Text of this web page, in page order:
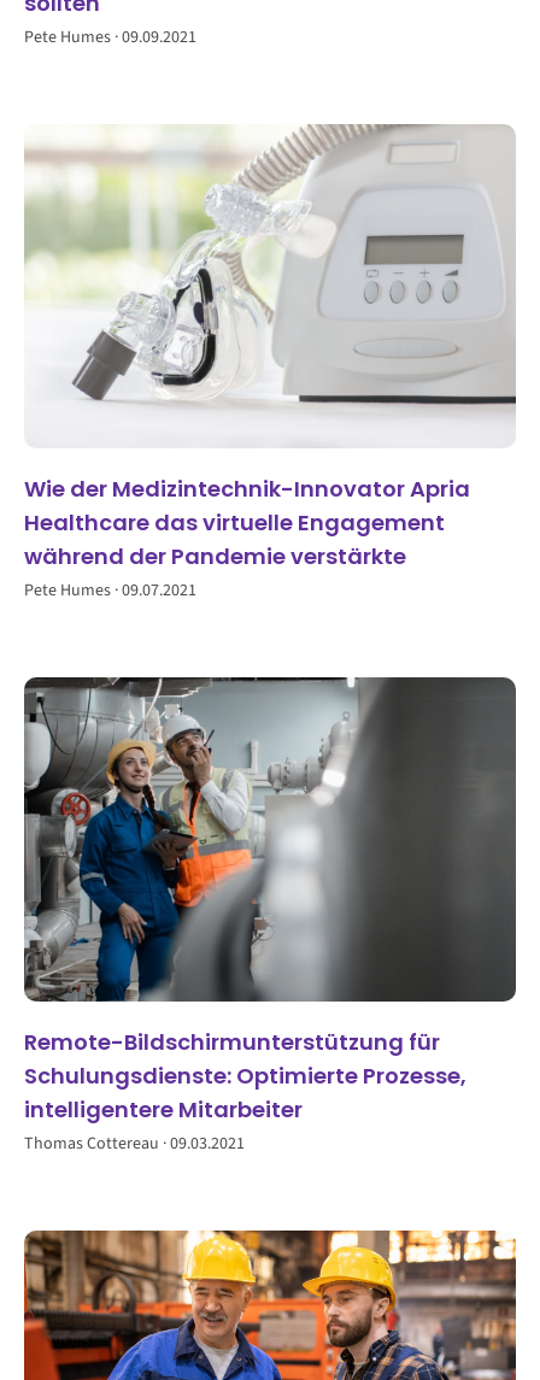
Pete Humes 09.09.2021
Wie der Medizintechnik-Innovator Apria
Healthcare das virtuelle Engagement
während der Pandemie verstärkte
Pete Humes 09.07.2021
Remote-Bildschirmunterstützung für
Schulungsdienste: Optimierte Prozesse,
intelligentere Mitarbeiter
Thomas Cottereau 09.03.2021